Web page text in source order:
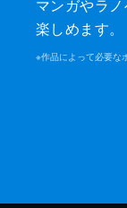
マンガやラ
楽しめます。
※作品によって必要な